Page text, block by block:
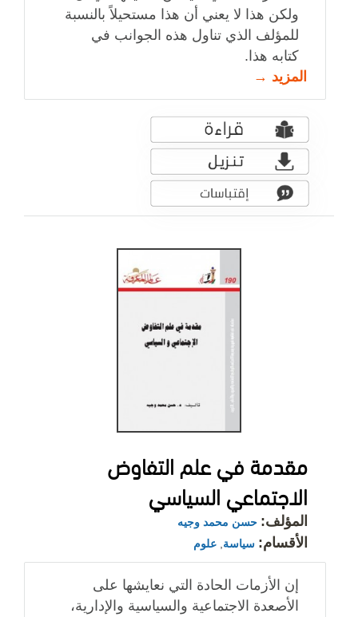
ولكن هذا لا يعني أن هذا مستحيلاً بالنسبة
للمؤلف الذي تناول هذه الجوانب في
كتابه هذا.
المزيد →
مقدمة في علم التفاوض
الاجتماعي السياسي
المؤلف: حسن محمد وجيه
الأقسام: سياسة علوم
إن الأزمات الحادة التي نعايشها على
الأصعدة الاجتماعية والسياسية والإدارية،